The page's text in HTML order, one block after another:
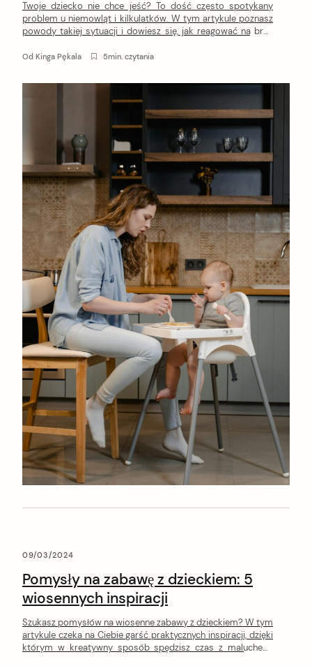
Twoje dziecko nie chce jeść? To dość często spotykany
problem u niemowląt i kilkulatków. W tym artykule poznasz
powody takiej sytuacji i dowiesz się, jak reagować na brak
Od Kinga Pękala 5min. czytania
09/03/2024
Pomysły na zabawę z dzieckiem: 5
wiosennych inspiracji
Szukasz pomysłów na wiosenne zabawy z dzieckiem? W tym
artykule czeka na Ciebie garść praktycznych inspiracji, dzięki
którym w kreatywny sposób spędzisz czas z maluchem.